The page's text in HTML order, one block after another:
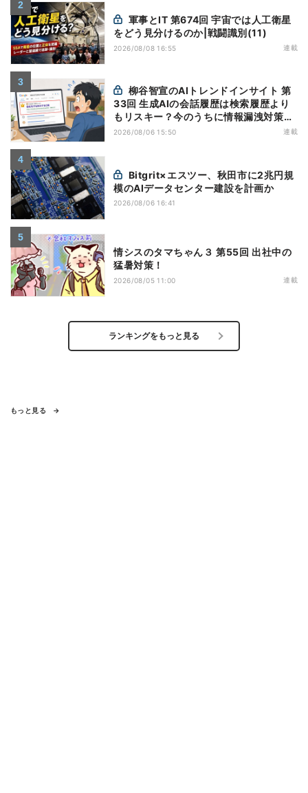
をどう見分けるのか|戦闘識別(11)
2026/08/08 16:55 連載
33回 生成AIの会話履歴は検索履歴より
もリスキー？今のうちに情報漏洩対策を
万全にしておこう
2026/08/06 15:50 連載
模のAIデータセンター建設を計画か
2026/08/06 16:41
情シスのタマちゃん３ 第55回 出社中の
猛暑対策！
2026/08/05 11:00 連載
ランキングをもっと見る
もっと見る